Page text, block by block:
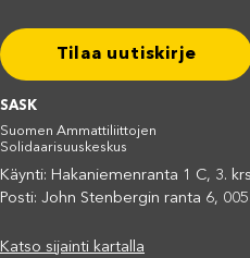
Tilaa uutiskirje
SASK
Suomen Ammattiliittojen
Solidaarisuuskeskus
Käynti: Hakaniemenranta 1 C, 3. krs
Posti: John Stenbergin ranta 6,
Katso sijainti kartalla